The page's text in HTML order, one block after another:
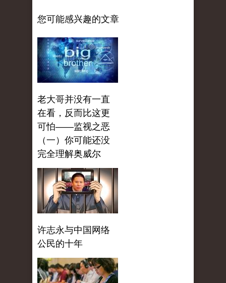
您可能感兴趣的文章
老大哥并没有一直
在看，反而比这更
可怕——监视之恶
（一）你可能还没
完全理解奥威尔
许志永与中国网络
公民的十年